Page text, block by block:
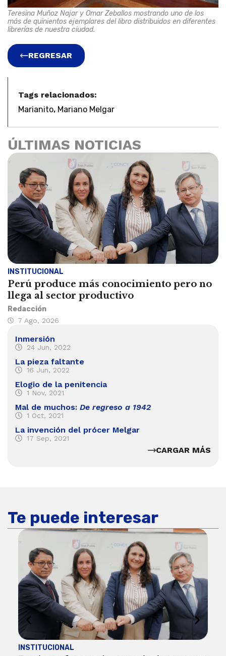
Teresina Muñoz Najar y Omar Zeballos mostrando uno de los
más de quinientos ejemplares del libro distribuidos en diferentes
librerías de nuestra ciudad.
REGRESAR
Tags relacionados:
Marianito, Mariano Melgar
ÚLTIMAS NOTICIAS
INSTITUCIONAL
Perú produce más conocimiento pero no
llega al sector productivo
Redacción
7 Ago, 2026
Inmersión
24 Jun, 2022
La pieza faltante
16 Jun, 2022
Elogio de la penitencia
1 Nov, 2021
Mal de muchos: De regreso a 1942
1 Oct, 2021
La invención del prócer Melgar
17 Sep, 2021
CARGAR MÁS
Te puede interesar
INSTITUCIONAL